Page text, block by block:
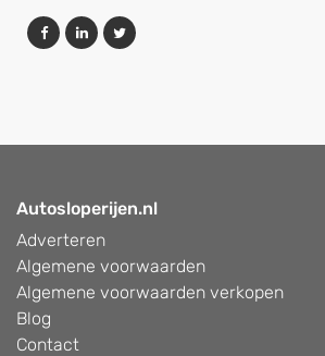
Autosloperijen.nl
Adverteren
Algemene voorwaarden
Algemene voorwaarden verkopen
Blog
Contact